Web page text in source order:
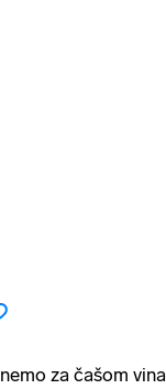
za čašom vina